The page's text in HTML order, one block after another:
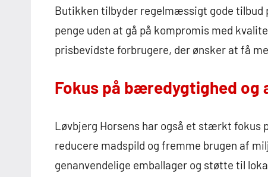
Butikken tilbyder regelmæssigt gode
penge uden at gå på kompromis med
prisbevidste forbrugere, der ønsker at få
Fokus på bæredygtighed og
Løvbjerg Horsens har også et stærkt
reducere madspild og fremme brugen af
genanvendelige emballager og støtte til